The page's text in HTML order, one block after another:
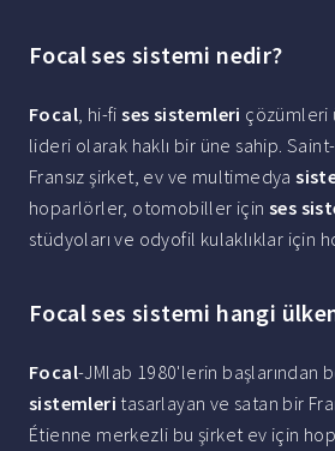
Focal ses sistemi nedir?
Focal, hi-fises sistemleri çözümleri
lideri olarak haklı bir üne sahip.
Fransız şirket, ev ve multimedya
hoparlörler, otomobiller için ses
stüdyoları ve odyofil kulaklıklar için
Focal ses sistemi hangi
Focal-JMlab 1980'lerin başlarından
sistemleri tasarlayan ve satan bir
Étienne merkezli bu şirket ev için